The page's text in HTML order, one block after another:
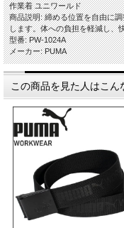
作業着 ユニワールド
商品説明: 締める位置を自由に
します。体への負担を軽減し、
型番: PW-1024A
メーカー: PUMA
この商品を見た人はこん